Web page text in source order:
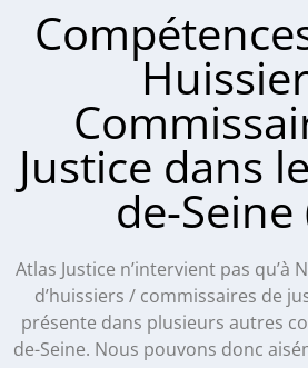
Justice dans
de-Seine
Atlas Justice n’intervient pas qu’à
d’huissiers / commissaires de
présente dans plusieurs autres
de-Seine. Nous pouvons donc